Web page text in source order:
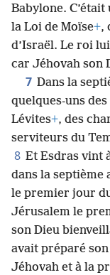
Babylone.
la Loi de Moïse+,
d’Israël. Le roi
car Jéhovah son
7 Dans la
quelques-uns
Lévites+, des
serviteurs du
8 Et Esdras vint
dans la septième
le premier jour
Jérusalem le
son Dieu
avait préparé
Jéhovah et à la